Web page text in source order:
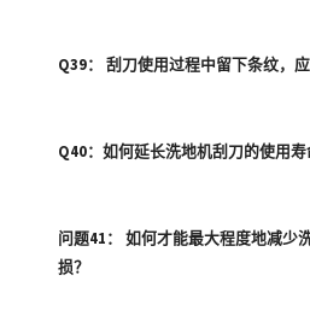
Q39： 刮刀使用过程中留下条纹，应
Q40：如何延长洗地机刮刀的使用寿
问题41： 如何才能最大程度地减少
损？